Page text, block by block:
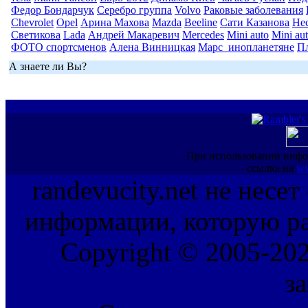
Федор Бондарчук Серебро группа Volvo Раковые заболевания
Chevrolet Opel Арина Махова Mazda Beeline Сати Казанова
Светикова Lada Андрей Макаревич Mercedes Mini auto Mini
ФОТО спортсменов Алена Винницкая Марс_инопланетяне
А знаете ли Вы?
При использовании
ссылка на
randevucity.net не несет
информации, которую
Copyright © 2005-